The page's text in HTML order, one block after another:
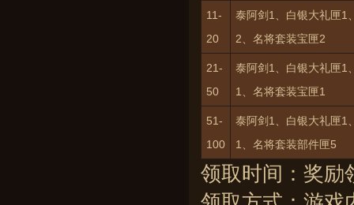
11-
20
泰阿剑1、白银大礼匣1
2、名将套装宝匣2
21-
50
泰阿剑1、白银大礼匣1
1、名将套装宝匣1
51-
100
泰阿剑1、白银大礼匣1
1、名将套装部件匣5
领取时间：奖励